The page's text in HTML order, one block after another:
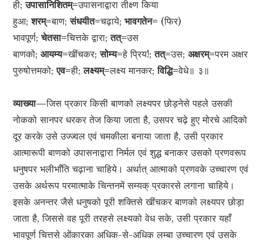
ही;उपासानिशितम्=उपासनाद्वारा तीक्ष्ण किया
हुआ;शरम्=बाण;संधयीत=चढ़ाये;भावगतेन= (फिर)
भावपूर्ण;चेतसा=चित्तके द्वारा;तत्=उस
बाणको;आयम्य=खींचकर;सोम्य=हे प्रिय!;तत्=उस;अक्षरम्=परम अक्षर
पुरुषोत्तमको;एव=ही;लक्ष्यम्=लक्ष्य मानकर;विद्धि=वेधे॥ ३॥
व्याख्या—जिस प्रकार किसी बाणको लक्ष्यपर छोड़नेसे पहले उसकी
नोकको सानपर धरकर तेज किया जाता है, उसपर चढ़े हुए मोरचे आदिको
दूर करके उसे उज्ज्वल एवं चमकीला बनाया जाता है, उसी प्रकार
आत्मारूपी बाणको उपासनाद्वारा निर्मल एवं शुद्ध बनाकर उसको प्रणवरूप
धनुषपर भलीभाँति चढ़ाना चाहिये। अर्थात् आत्माको प्रणवके उच्चारण एवं
उसके अर्थरूप परमात्माके चिन्तनमें सम्यक् प्रकारसे लगाना चाहिये।
इसके अनन्तर जैसे धनुषको पूरी शक्तिसे खींचकर बाणको लक्ष्यपर छोड़ा
जाता है, जिससे वह पूरी तरहसे लक्ष्यको वेध सके, उसी प्रकार यहाँ
भावपूर्ण चित्तसे ओंकारका अधिक-से-अधिक लम्बा उच्चारण एवं उसके